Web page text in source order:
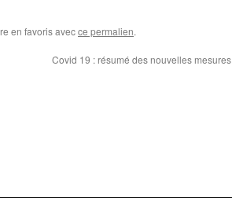
en favoris avecce permalien.
Covid 19 : résumé des nouvelles mesures